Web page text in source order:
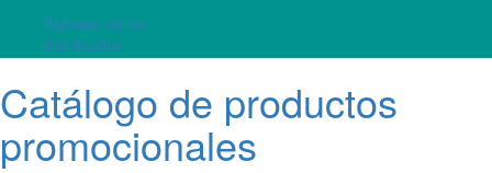
Ingresar como
distribuidor
Catálogo de productos
promocionales